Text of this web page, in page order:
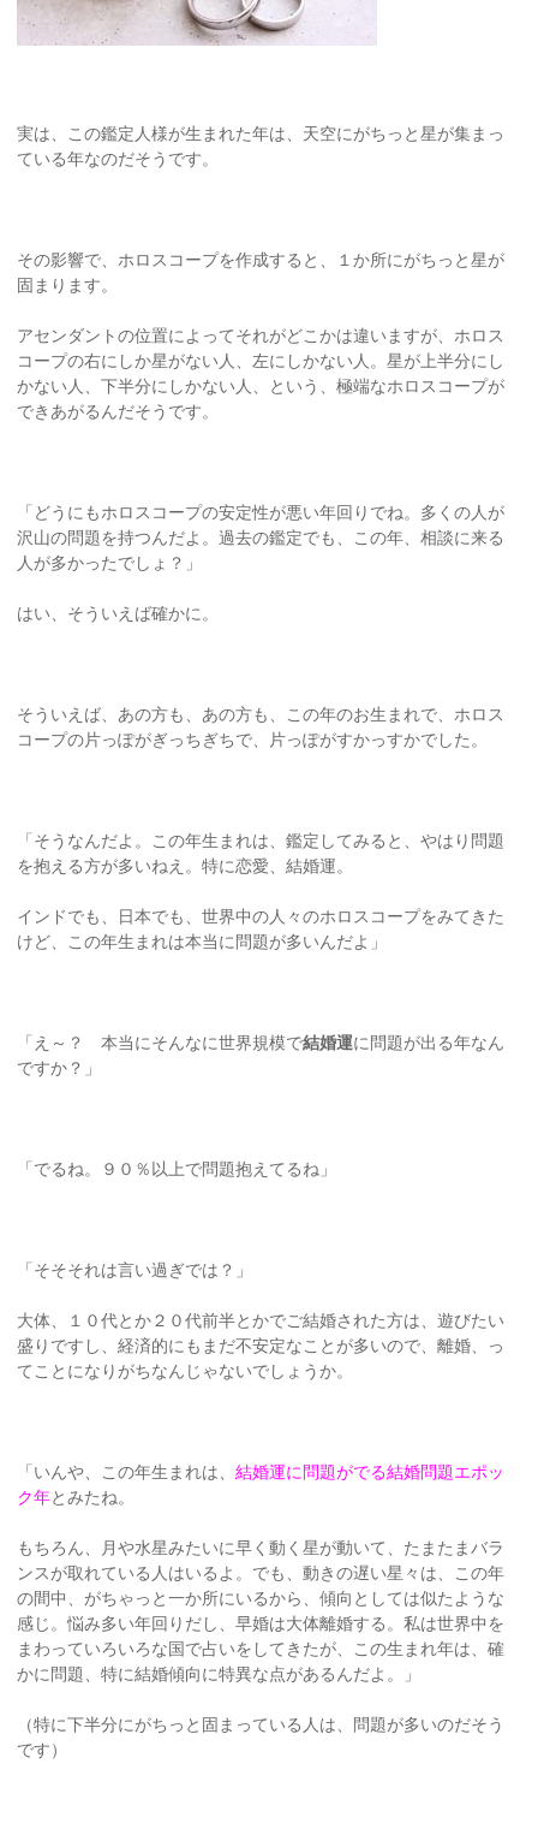
実は、この鑑定人様が生まれた年は、天空にがちっと星が集まっ
ている年なのだそうです。
その影響で、ホロスコープを作成すると、１か所にがちっと星が
固まります。
アセンダントの位置によってそれがどこかは違いますが、ホロス
コープの右にしか星がない人、左にしかない人。星が上半分にし
かない人、下半分にしかない人、という、極端なホロスコープが
できあがるんだそうです。
「どうにもホロスコープの安定性が悪い年回りでね。多くの人が
沢山の問題を持つんだよ。過去の鑑定でも、この年、相談に来る
人が多かったでしょ？」
はい、そういえば確かに。
そういえば、あの方も、あの方も、この年のお生まれで、ホロス
コープの片っぽがぎっちぎちで、片っぽがすかっすかでした。
「そうなんだよ。この年生まれは、鑑定してみると、やはり問題
を抱える方が多いねえ。特に恋愛、結婚運。
インドでも、日本でも、世界中の人々のホロスコープをみてきた
けど、この年生まれは本当に問題が多いんだよ」
「え～？ 本当にそんなに世界規模で結婚運に問題が出る年なん
ですか？」
「でるね。９０％以上で問題抱えてるね」
「そそそれは言い過ぎでは？」
大体、１０代とか２０代前半とかでご結婚された方は、遊びたい
盛りですし、経済的にもまだ不安定なことが多いので、離婚、っ
てことになりがちなんじゃないでしょうか。
「いんや、この年生まれは、結婚運に問題がでる結婚問題エポッ
ク年とみたね。
もちろん、月や水星みたいに早く動く星が動いて、たまたまバラ
ンスが取れている人はいるよ。でも、動きの遅い星々は、この年
の間中、がちゃっと一か所にいるから、傾向としては似たような
感じ。悩み多い年回りだし、早婚は大体離婚する。私は世界中を
まわっていろいろな国で占いをしてきたが、この生まれ年は、確
かに問題、特に結婚傾向に特異な点があるんだよ。」
（特に下半分にがちっと固まっている人は、問題が多いのだそう
です）